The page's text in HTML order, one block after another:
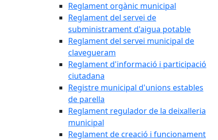
Reglament orgànic municipal
Reglament del servei de
subministrament d'aigua potable
Reglament del servei municipal de
clavegueram
Reglament d'informació i participació
ciutadana
Registre municipal d'unions estables
de parella
Reglament regulador de la deixalleria
municipal
Reglament de creació i funcionament